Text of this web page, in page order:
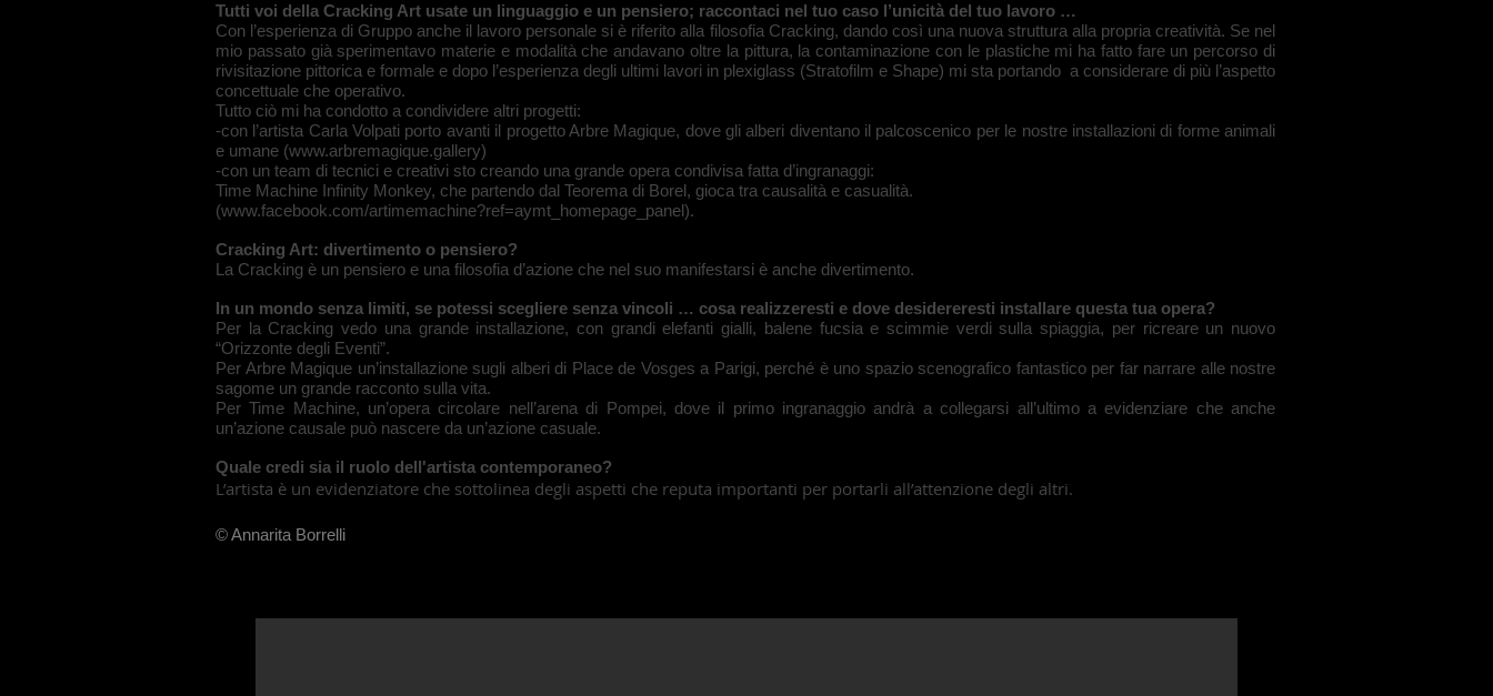
Tutti voi della Cracking Art usate un linguaggio e un pensiero; raccontaci nel tuo caso l’unicità del tuo lavoro …
Con l’esperienza di Gruppo anche il lavoro personale si è riferito alla filosofia Cracking, dando così una nuova struttura alla propria creatività. Se nel
mio passato già sperimentavo materie e modalità che andavano oltre la pittura, la contaminazione con le plastiche mi ha fatto fare un percorso di
rivisitazione pittorica e formale e dopo l’esperienza degli ultimi lavori in plexiglass (Stratofilm e Shape) mi sta portando a considerare di più l’aspetto
concettuale che operativo.
Tutto ciò mi ha condotto a condividere altri progetti:
-con l’artista Carla Volpati porto avanti il progetto Arbre Magique, dove gli alberi diventano il palcoscenico per le nostre installazioni di forme animali
e umane (www.arbremagique.gallery)
-con un team di tecnici e creativi sto creando una grande opera condivisa fatta d’ingranaggi:
Time Machine Infinity Monkey, che partendo dal Teorema di Borel, gioca tra causalità e casualità.
(www.facebook.com/artimemachine?ref=aymt_homepage_panel).
Cracking Art: divertimento o pensiero?
La Cracking è un pensiero e una filosofia d’azione che nel suo manifestarsi è anche divertimento.
In un mondo senza limiti, se potessi scegliere senza vincoli … cosa realizzeresti e dove desidereresti installare questa tua opera?
Per la Cracking vedo una grande installazione, con grandi elefanti gialli, balene fucsia e scimmie verdi sulla spiaggia, per ricreare un nuovo
“Orizzonte degli Eventi”.
Per Arbre Magique un’installazione sugli alberi di Place de Vosges a Parigi, perché è uno spazio scenografico fantastico per far narrare alle nostre
sagome un grande racconto sulla vita.
Per Time Machine, un’opera circolare nell’arena di Pompei, dove il primo ingranaggio andrà a collegarsi all’ultimo a evidenziare che anche
un’azione causale può nascere da un’azione casuale.
Quale credi sia il ruolo dell'artista contemporaneo?
L’artista è un evidenziatore che sottolinea degli aspetti che reputa importanti per portarli all’attenzione degli altri.
© Annarita Borrelli